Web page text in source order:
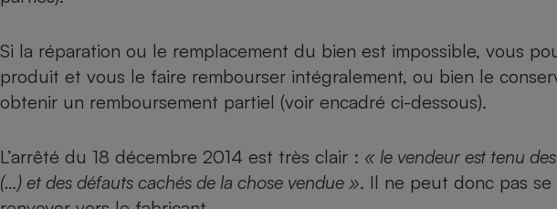
Si la réparation ou le remplacement du bien est impossible, vous
produit et vous le faire rembourser intégralement, ou bien le
obtenir un remboursement partiel (voir encadré ci-dessous).
L’arrêté du 18 décembre 2014 est très clair : « le vendeur est tenu
(…) et des défauts cachés de la chose vendue ». Il ne peut donc pas
Climatiseur -
Ventilateur
Antivirus